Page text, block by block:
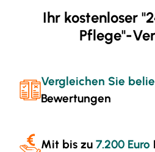
Ihr kostenloser
Pflege"-
Vergleichen Sie
Bewertungen
Mit bis zu 7.200 Euro